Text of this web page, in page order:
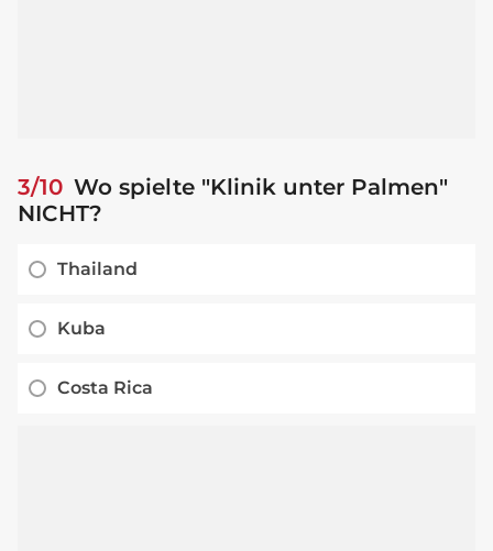
3/10 Wo spielte "Klinik unter Palmen"
NICHT?
Thailand
Kuba
Costa Rica